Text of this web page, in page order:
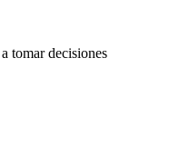
tomar decisiones